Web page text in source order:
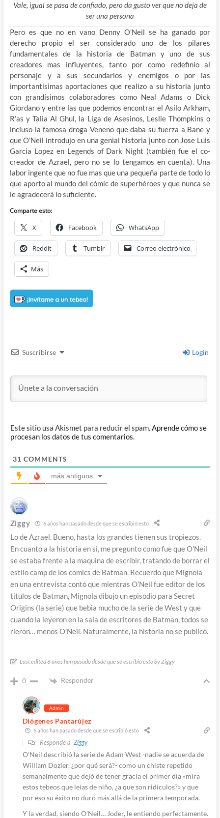
Vale, igual se pasa de confiado, pero da gusto ver que no deja de
ser una persona
Pero es que no en vano Denny O’Neil se ha ganado por
derecho propio el ser considerado uno de los pilares
fundamentales de la historia de Batman y uno de sus
creadores mas influyentes, tanto por como redefinio al
personaje y a sus secundarios y enemigos o por las
importantisimas aportaciones que realizo a su historia junto
con grandísimos colaboradores como Neal Adams o Dick
Giordano y entre las que podemos encontrar el Asilo Arkham,
R’as y Talia Al Ghul, la Liga de Asesinos, Leslie Thompkins o
incluso la famosa droga Veneno que daba su fuerza a Bane y
que O’Neil introdujo en una genial historia junto con Jose Luis
Garcia Lopez en Legends of Dark Night (también fue el co-
creador de Azrael, pero no se lo tengamos en cuenta). Una
labor ingente que no fue mas que una pequeña parte de todo lo
que aporto al mundo del cómic de superhéroes y que nunca se
le agradecerá lo suficiente.
Comparte esto:
X Facebook WhatsApp
Reddit Tumblr Correo electrónico
Más
Suscribirse Login
Este sitio usa Akismet para reducir el spam.Aprende cómo se
procesan los datos de tus comentarios.
31 COMMENTS
más antiguos
Ziggy 6 años han pasado desde que se escribió esto
Lo de Azrael. Bueno, hasta los grandes tienen sus tropiezos.
En cuanto a la historia en si, me pregunto como fue que O’Neil
se estaba frente a la maquina de escribir, tratando de borrar el
estilo camp de los comics de Batman. Recuerdo que Mignola
en una entrevista contó que mientras O’Neil fue editor de los
titulos de Batman, Mignola dibujo un episodio para Secret
Origins (la serie) que bebia mucho de la serie de West y que
cuando la leyeron en la sala de escritores de Batman, todos se
rieron… menos O’Neil. Naturalmente, la historia no se publicó.
Last edited 6 años han pasado desde que se escribió esto by Ziggy
0 Responder
Admin
Diógenes Pantarújez
6 años han pasado desde que se escribió esto
Responde a Ziggy
O’Neil describió la serie de Adam West -nadie se acuerda de
William Dozier, ¿por qué será?- como un chiste repetido
semanalmente que dejó de tener gracia el primer día «mira
estos tebeos que leías de niño, ¿a que son ridículos?» y que
por eso su éxito no duró más allá de la primera temporada.
Y la verdad, siendo O’Neil… Joder, le entiendo perfectamente.